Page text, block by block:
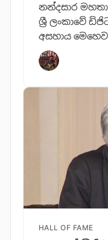
නන්දසාර
ශ්‍රී ලංකාවේ
අසහාය
HALL OF FAME